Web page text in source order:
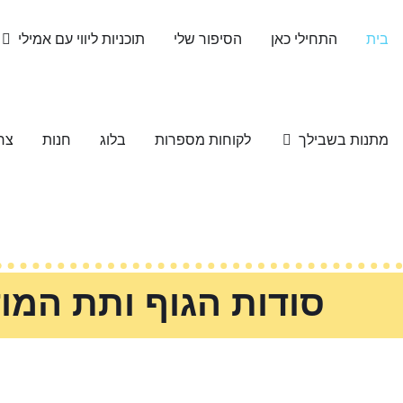
בית התחילי כאן הסיפור שלי תוכניות ליווי עם אמילי
מתנות בשבילך לקוחות מספרות בלוג חנות
סודות הגוף ותת